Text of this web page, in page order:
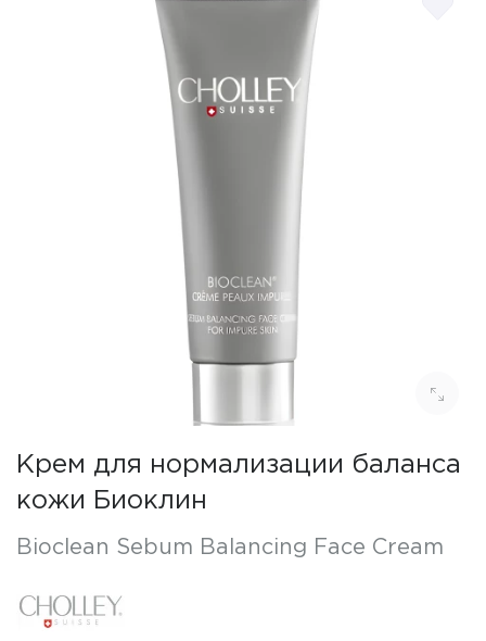
Крем для нормализации баланса
кожи Биоклин
Bioclean Sebum Balancing Face Cream